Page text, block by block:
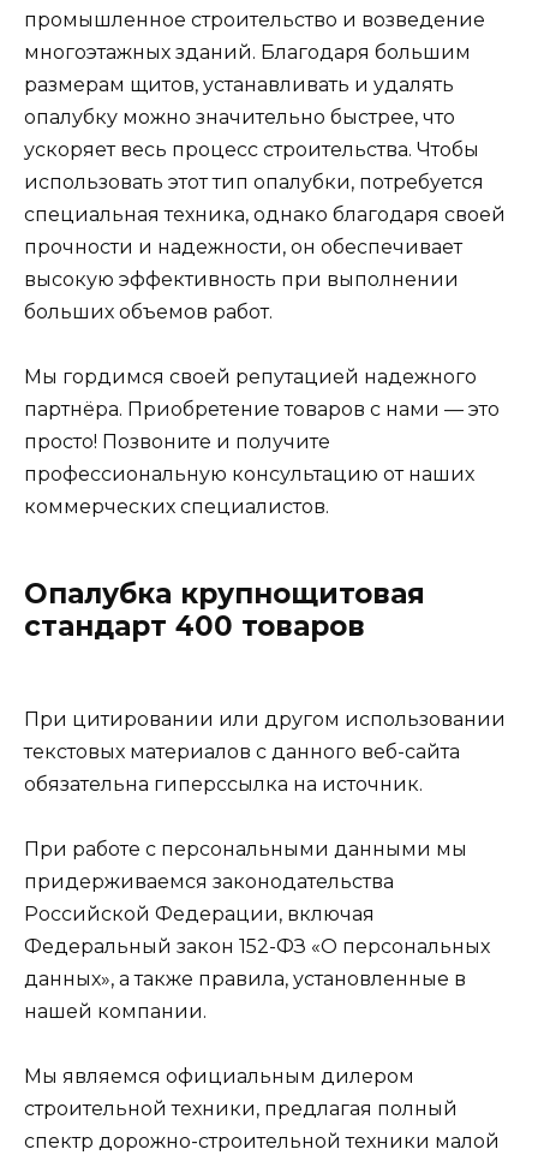
промышленное строительство и возведение
многоэтажных зданий. Благодаря большим
размерам щитов, устанавливать и удалять
опалубку можно значительно быстрее, что
ускоряет весь процесс строительства. Чтобы
использовать этот тип опалубки, потребуется
специальная техника, однако благодаря своей
прочности и надежности, он обеспечивает
высокую эффективность при выполнении
больших объемов работ.
Мы гордимся своей репутацией надежного
партнёра. Приобретение товаров с нами — это
просто! Позвоните и получите
профессиональную консультацию от наших
коммерческих специалистов.
Опалубка крупнощитовая
стандарт 400 товаров
При цитировании или другом использовании
текстовых материалов с данного веб-сайта
обязательна гиперссылка на источник.
При работе с персональными данными мы
придерживаемся законодательства
Российской Федерации, включая
Федеральный закон 152-ФЗ «О персональных
данных», а также правила, установленные в
нашей компании.
Мы являемся официальным дилером
строительной техники, предлагая полный
спектр дорожно-строительной техники малой